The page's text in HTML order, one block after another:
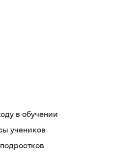
в обучении
учеников